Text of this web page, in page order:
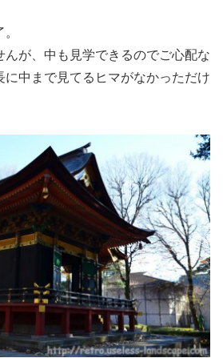
んが、中も見学できるのでご心配な
に中まで見てるヒマがなかっただけ